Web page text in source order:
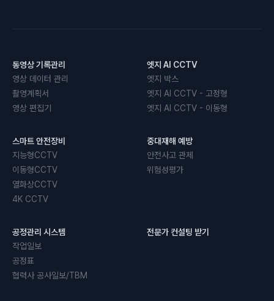
동영상 기록관리
영상 데이터 관리
촬영계획서
영상 편집기
엣지 AI CCTV
엣지 박스
엣지 AI CCTV - 고정형
엣지 AI CCTV - 이동형
스마트 안전장비
지능형CCTV
이동형CCTV
열화상CCTV
4K CCTV
중대재해 예방
안전사고 관제
위험성평가
공정관리 시스템
작업일보
공정표
협력사 공사일보/TBM
전문가 컨설팅 받기